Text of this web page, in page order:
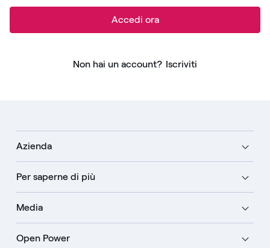
Accedi ora
Non hai un account? Iscriviti
Azienda
Per saperne di più
Media
Open Power